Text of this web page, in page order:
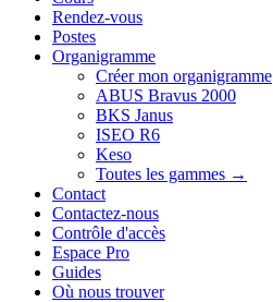
Rendez-vous
Postes
Organigramme
Créer mon organigramme
ABUS Bravus 2000
BKS Janus
ISEO R6
Keso
Toutes les gammes →
Contact
Contactez-nous
Contrôle d'accès
Espace Pro
Guides
Où nous trouver